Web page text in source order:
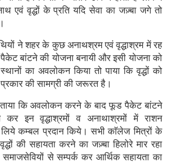
एवं वृद्धों के प्रति यदि सेवा का जज़्बा जगे तो
ने शहर के कुछ अनाथश्रम एवं वृद्धाश्रम में रह
बांटने की योजना बनायी और इसी योजना को
का अवलोकन किया तो पाया कि वृद्धों को
की सामग्री की जरूरत है।
कि अवलोकन करने के बाद फूड पैकेट बांटने
इन वृद्धाश्रमों व अनाथाश्रमों में राशन
लिये कम्बल प्रदान किये। सभी काॅलेज मित्रों के
की सहायता करने का जज़्बा हिलोरे मार रहा
से सम्पर्क कर आर्थिक सहायता का